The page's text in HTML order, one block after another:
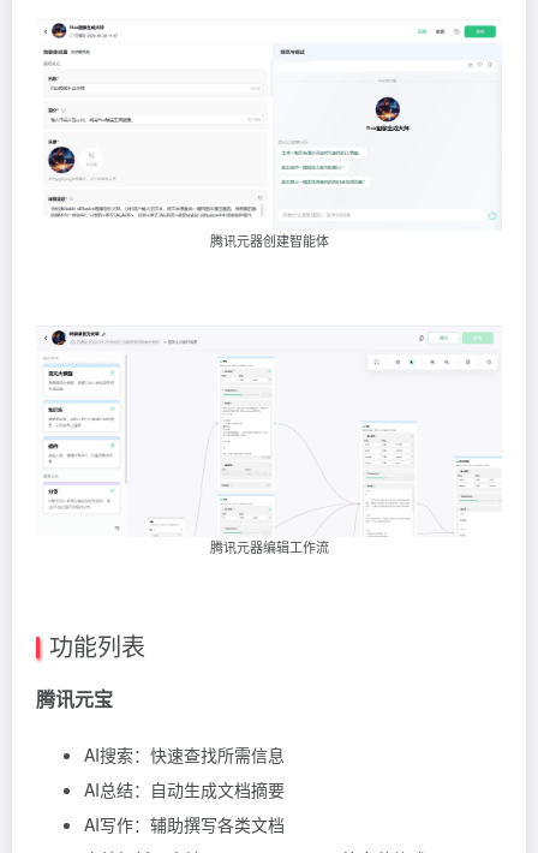
腾讯元器创建智能体
腾讯元器编辑工作流
功能列表
腾讯元宝
AI搜索：快速查找所需信息
AI总结：自动生成文档摘要
AI写作：辅助撰写各类文档